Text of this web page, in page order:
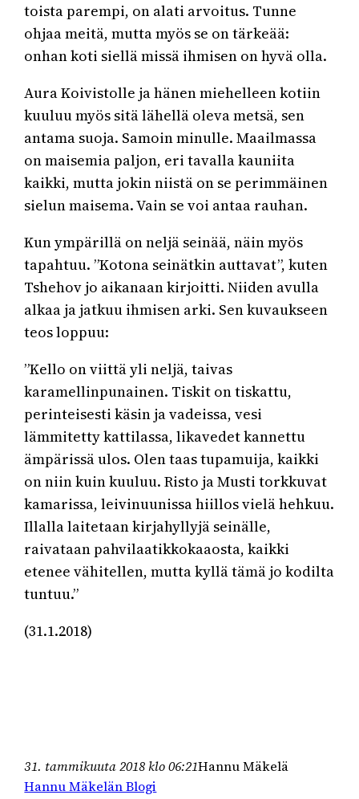
toista parempi, on alati arvoitus. Tunne
ohjaa meitä, mutta myös se on tärkeää:
onhan koti siellä missä ihmisen on hyvä olla.
Aura Koivistolle ja hänen miehelleen kotiin
kuuluu myös sitä lähellä oleva metsä, sen
antama suoja. Samoin minulle. Maailmassa
on maisemia paljon, eri tavalla kauniita
kaikki, mutta jokin niistä on se perimmäinen
sielun maisema. Vain se voi antaa rauhan.
Kun ympärillä on neljä seinää, näin myös
tapahtuu. ”Kotona seinätkin auttavat”, kuten
Tshehov jo aikanaan kirjoitti. Niiden avulla
alkaa ja jatkuu ihmisen arki. Sen kuvaukseen
teos loppuu:
”Kello on viittä yli neljä, taivas
karamellinpunainen. Tiskit on tiskattu,
perinteisesti käsin ja vadeissa, vesi
lämmitetty kattilassa, likavedet kannettu
ämpärissä ulos. Olen taas tupamuija, kaikki
on niin kuin kuuluu. Risto ja Musti torkkuvat
kamarissa, leivinuunissa hiillos vielä hehkuu.
Illalla laitetaan kirjahyllyjä seinälle,
raivataan pahvilaatikkokaaosta, kaikki
etenee vähitellen, mutta kyllä tämä jo kodilta
tuntuu.”
(31.1.2018)
31. tammikuuta 2018 klo 06:21Hannu Mäkelä
Hannu Mäkelän Blogi